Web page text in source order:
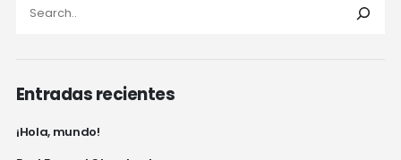
Entradas recientes
¡Hola, mundo!